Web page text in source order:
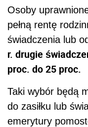
Osoby
pełną rentę
świadczenia lub
r. drugie
proc. do 25 proc.
Taki wybór będą
do zasiłku lub
emerytury